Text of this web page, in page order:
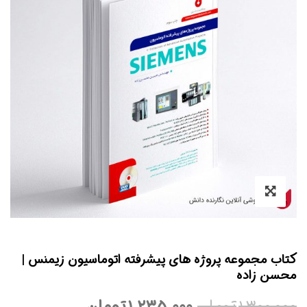
مجموعه پروژه های پیشرفته اتوماسیون زیمنس |
زاده